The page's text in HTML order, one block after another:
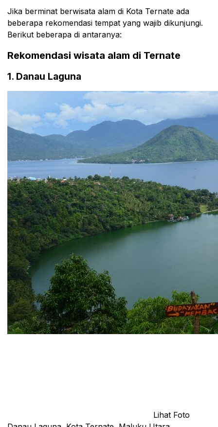
Jika berminat berwisata alam di Kota Ternate ada
beberapa rekomendasi tempat yang wajib dikunjungi.
Berikut beberapa di antaranya:
Rekomendasi wisata alam di Ternate
1. Danau Laguna
Lihat Foto